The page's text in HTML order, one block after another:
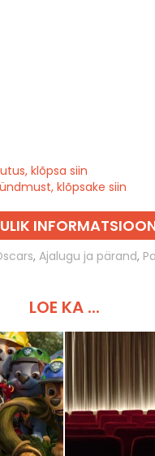
klõpsa siin
klõpsake siin
, Ajalugu ja pärand,
LOE KA ...